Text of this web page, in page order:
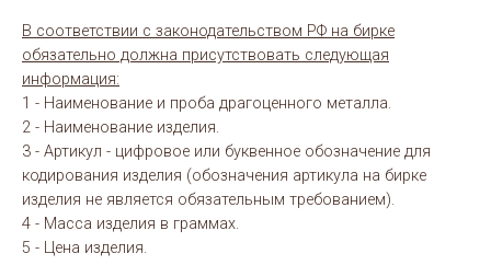
В соответствии с законодательством РФ на бирке
обязательно должна присутствовать следующая
информация:
1 - Наименование и проба драгоценного металла.
2 - Наименование изделия.
3 - Артикул - цифровое или буквенное обозначение для
кодирования изделия (обозначения артикула на бирке
изделия не является обязательным требованием).
4 - Масса изделия в граммах.
5 - Цена изделия.